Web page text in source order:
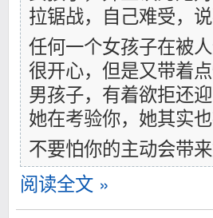
拉锯战，自己难受，
任何一个女孩子在被
很开心，但是又带着
男孩子，有着欲拒还
她在考验你，她其实
不要怕你的主动会带
阅读全文 »